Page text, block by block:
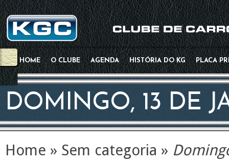
HOME O CLUBE AGENDA HISTÓRIA DO KG PLACA
DOMINGO, 13 DE
Home » Sem categoria »